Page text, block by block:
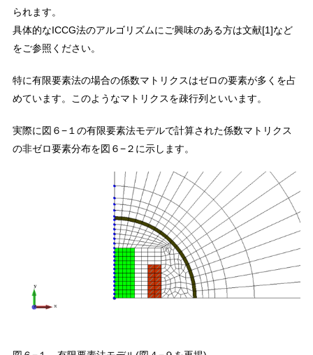
られます。
具体的なICCG法のアルゴリズムにご興味のある方は文献[1]など
をご参照ください。
特に有限要素法の場合の係数マトリクスはゼロの要素が多くを占
めています。このようなマトリクスを疎行列といいます。
実際に図６−１の有限要素法モデルで計算された係数マトリクス
の非ゼロ要素分布を図６−２に示します。